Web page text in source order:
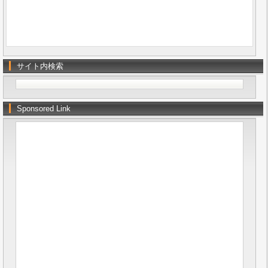
サイト内検索
Sponsored Link